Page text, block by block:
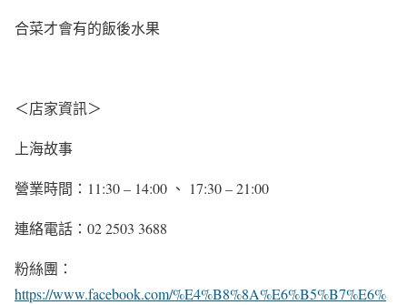
合菜才會有的飯後水果
＜店家資訊＞
上海故事
營業時間：11:30 – 14:00 、 17:30 – 21:00
連絡電話：02 2503 3688
粉絲團：
https://www.facebook.com/%E4%B8%8A%E6%B5%B7%E6%